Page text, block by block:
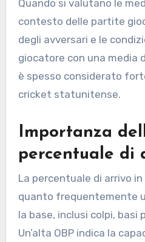
Quando si valutano le
contesto delle partite
degli avversari e le
giocatore con una media
è spesso considerato
cricket statunitense.
Importanza
percentuale di
La percentuale di arrivo in
quanto frequentemente
la base, inclusi colpi, basi
Un’alta OBP indica la